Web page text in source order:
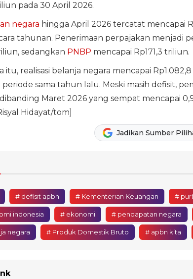
pada 30 April 2026.
negara hingga April 2026 tercatat mencapai
tahunan. Penerimaan perpajakan menjadi
sedangkan PNBP mencapai Rp171,3 triliun.
itu, realisasi belanja negara mencapai
sama tahun lalu. Meski masih defisit,
Maret 2026 yang sempat mencapai
Hidayat/tom]
Jadikan Sumber
# defisit apbn # Kementerian Keuangan #
indonesia # ekonomi # pendapatan negara
negara # Produk Domestik Bruto # apbn kita